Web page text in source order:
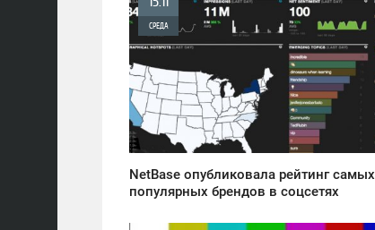
СРЕДА
688
NetBase опубликовала рейтинг самых
популярных брендов в соцсетях